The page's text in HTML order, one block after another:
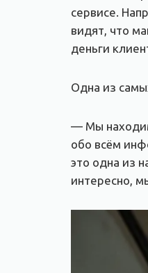
сервисе.
видят, что
деньги
Одна из
— Мы
обо всём
это одна из
интересно,